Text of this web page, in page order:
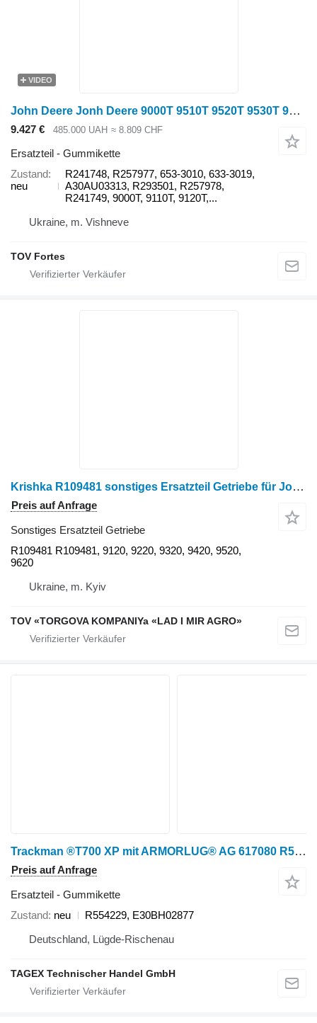
VIDEO
John Deere Jonh Deere 9000T 9510T 9520T 9530T 9540T Gusenitsya 30"x7"x54 ( R241748 Gummikette für John Deere 9000T 9110T 9120T 9130T 9140T 9200T 9210T 9220T 9230T 9240T 9300T 9310T 9320T 9330T 9340T 9400T 9410T 9420T 9430T 9440T 9500T 9510T 9520T 9530T 9540T 9600T 9610T 9620T 9630T 9640T Raupentraktor
9.427 € 485.000 UAH ≈ 8.809 CHF
Ersatzteil - Gummikette
Zustand
neu
R241748, R257977, 653-3010, 633-3019,
A30AU03313, R293501, R257978,
R241749, 9000T, 9110T, 9120T,...
Ukraine, m. Vishneve
TOV Fortes
Krishka R109481 sonstiges Ersatzteil Getriebe für John Deere 9120, 9220, 9320, 9420, 9520, 9620 Radtraktor
Preis auf Anfrage
Sonstiges Ersatzteil Getriebe
R109481 R109481, 9120, 9220, 9320, 9420, 9520,
9620
Ukraine, m. Kyiv
TOV «TORGOVA KOMPANIYa «LAD I MIR AGRO»
Trackman ®T700 XP mit ARMORLUG® AG 617080 R554229 Gummikette für John Deere 9RX 490, 9RX 540, 9RX 590, 9RX 640, 9470RX, 9520RX, 9570RX, 9620RX Raupentraktor
Preis auf Anfrage
Ersatzteil - Gummikette
Zustand neu
R554229, E30BH02877
Deutschland, Lügde-Rischenau
TAGEX Technischer Handel GmbH